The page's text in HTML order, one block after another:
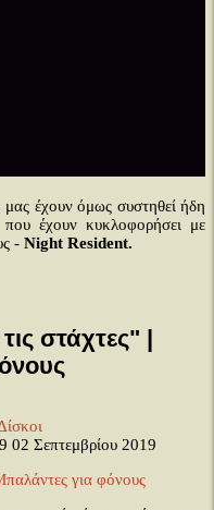
έχουν όμως συστηθεί ήδη
έχουν κυκλοφορήσει με
- Night Resident.
στάχτες" |
02 Σεπτεμβρίου 2019